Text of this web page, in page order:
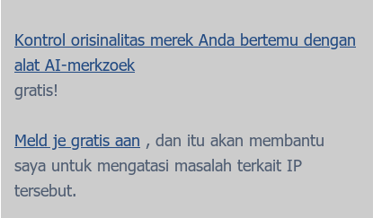
Kontrol orisinalitas merek Anda bertemu dengan
alat AI-merkzoek
gratis!
Meld je gratis aan , dan itu akan membantu
saya untuk mengatasi masalah terkait IP
tersebut.